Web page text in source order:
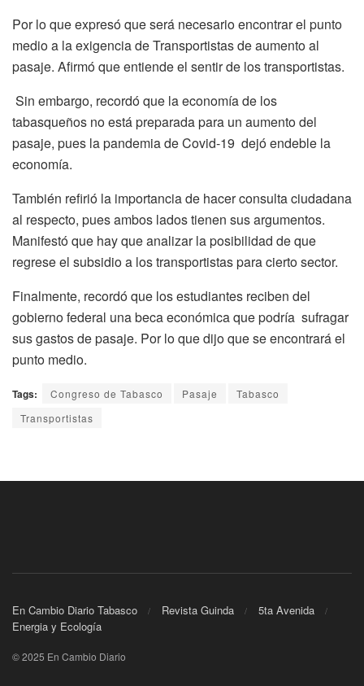
Por lo que expresó que será necesario encontrar el punto
medio a la exigencia de Transportistas de aumento al
pasaje. Afirmó que entiende el sentir de los transportistas.
Sin embargo, recordó que la economía de los
tabasqueños no está preparada para un aumento del
pasaje, pues la pandemia de Covid-19 dejó endeble la
economía.
También refirió la importancia de hacer consulta ciudadana
al respecto, pues ambos lados tienen sus argumentos.
Manifestó que hay que analizar la posibilidad de que
regrese el subsidio a los transportistas para cierto sector.
Finalmente, recordó que los estudiantes reciben del
gobierno federal una beca económica que podría sufragar
sus gastos de pasaje. Por lo que dijo que se encontrará el
punto medio.
Tags: Congreso de Tabasco Pasaje
Tabasco
Transportistas
En Cambio Diario Tabasco Revista Guinda
5ta Avenida
Energia y Ecología
© 2025 En Cambio Diario